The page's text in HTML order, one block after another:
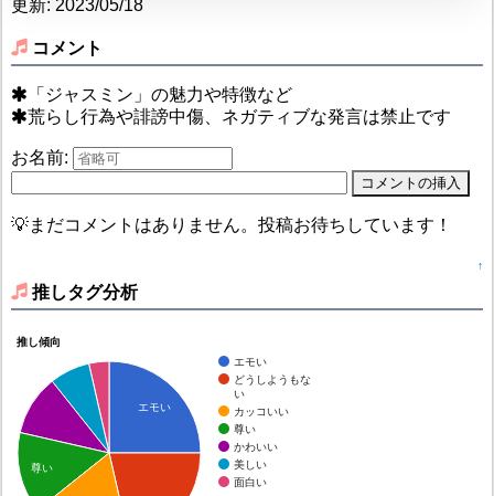
更新: 2023/05/18
コメント
「ジャスミン」の魅力や特徴など
荒らし行為や誹謗中傷、ネガティブな発言は禁止です
お名前:
💡まだコメントはありません。投稿お待ちしています！
↑
推しタグ分析
推し傾向
エモい
どうしようもな
い
カッコいい
尊い
かわいい
美しい
面白い
エモい
尊い